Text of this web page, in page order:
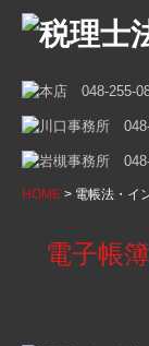
HOME
事務所案内
岩槻事務所
HOME 電帳法・イ
電子帳